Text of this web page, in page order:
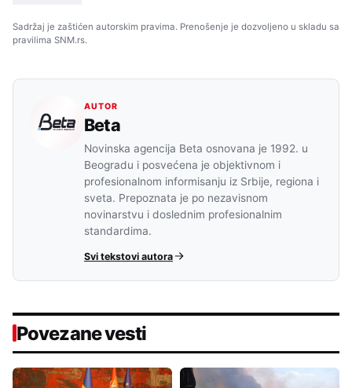
Sadržaj je zaštićen autorskim pravima. Prenošenje je dozvoljeno u skladu sa
pravilima SNM.rs.
AUTOR
Beta
Novinska agencija Beta osnovana je 1992. u
Beogradu i posvećena je objektivnom i
profesionalnom informisanju iz Srbije, regiona i
sveta. Prepoznata je po nezavisnom
novinarstvu i doslednim profesionalnim
standardima.
Svi tekstovi autora
Povezane vesti